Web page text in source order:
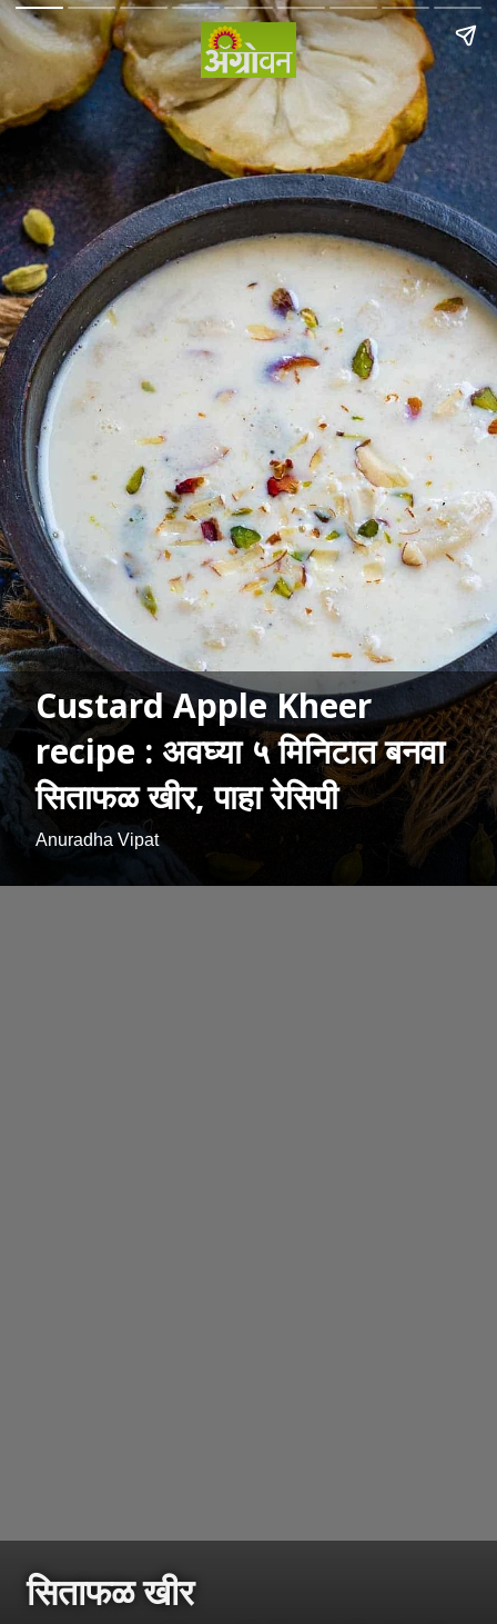
Custard Apple Kheer
recipe : अवघ्या ५ मिनिटात बनवा
सिताफळ खीर, पाहा रेसिपी
Anuradha Vipat
सिताफळ खीर